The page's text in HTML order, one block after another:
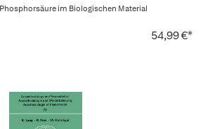
im Biologischen Material
54,99 €*